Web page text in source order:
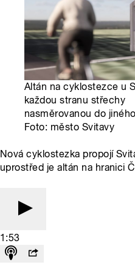
Altán na cyklostezce u
každou stranu střechy
nasměrovanou do jiného
Foto: město Svitavy
Nová cyklostezka propojí
uprostřed je altán na hranici
1:53